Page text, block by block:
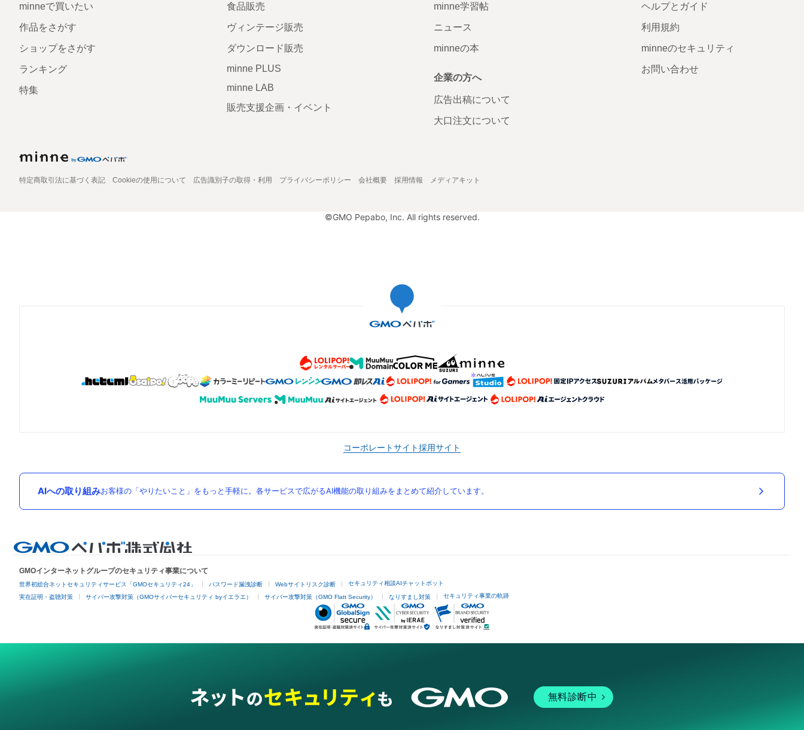
minneで買いたい
作品をさがす
ショップをさがす
ランキング
特集
食品販売
ヴィンテージ販売
ダウンロード販売
minne PLUS
minne LAB
販売支援企画・イベント
minne学習帖
ニュース
minneの本
企業の方へ
広告出稿について
大口注文について
ヘルプとガイド
利用規約
minneのセキュリティ
お問い合わせ
特定商取引法に基づく表記 Cookieの使用について 広告識別子の取得・利用 プライバシーポリシー 会社概要 採用情報 メディアキット
©GMO Pepabo, Inc. All rights reserved.
コーポレートサイト採用サイト
AIへの取り組みお客様の「やりたいこと」をもっと手軽に。各サービスで広がるAI機能の取り組みをまとめて紹介しています。
GMOインターネットグループのセキュリティ事業について
世界初総合ネットセキュリティサービス「GMOセキュリティ24」 パスワード漏洩診断 Webサイトリスク診断 セキュリティ相談AIチャットボット
実在証明・盗聴対策 サイバー攻撃対策（GMOサイバーセキュリティ byイエラエ） サイバー攻撃対策（GMO Flatt Security） なりすまし対策 セキュリティ事業の軌跡
無料診断中